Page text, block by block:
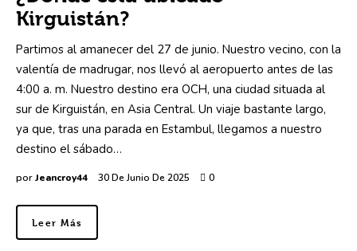
Kirguistán?
Partimos al amanecer del 27 de junio. Nuestro vecino, con la
valentía de madrugar, nos llevó al aeropuerto antes de las
4:00 a. m. Nuestro destino era OCH, una ciudad situada al
sur de Kirguistán, en Asia Central. Un viaje bastante largo,
ya que, tras una parada en Estambul, llegamos a nuestro
destino el sábado…
por Jeancroy44 30 De Junio De 2025 0
Leer Más